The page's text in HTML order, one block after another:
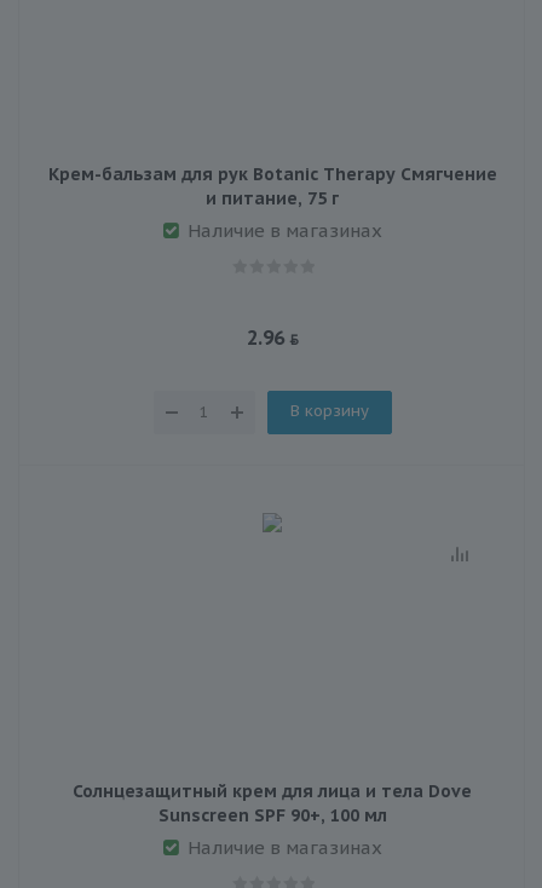
Крем-бальзам для рук Botanic Therapy Смягчение
и питание, 75 г
Наличие в магазинах
2.96
В корзину
Солнцезащитный крем для лица и тела Dove
Sunscreen SPF 90+, 100 мл
Наличие в магазинах